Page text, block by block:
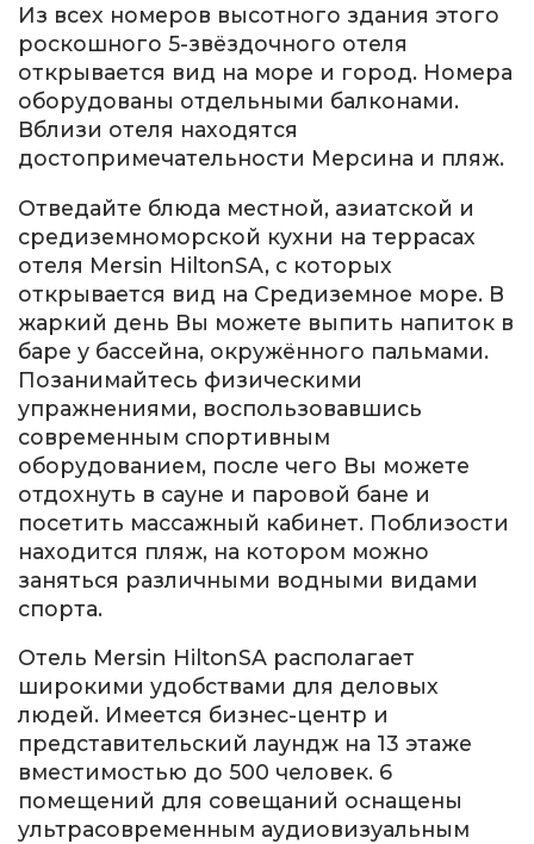
Из всех номеров высотного здания этого
роскошного 5-звёздочного отеля
открывается вид на море и город. Номера
оборудованы отдельными балконами.
Вблизи отеля находятся
достопримечательности Мерсина и пляж.
Отведайте блюда местной, азиатской и
средиземноморской кухни на террасах
отеля Mersin HiltonSA, с которых
открывается вид на Средиземное море. В
жаркий день Вы можете выпить напиток в
баре у бассейна, окружённого пальмами.
Позанимайтесь физическими
упражнениями, воспользовавшись
современным спортивным
оборудованием, после чего Вы можете
отдохнуть в сауне и паровой бане и
посетить массажный кабинет. Поблизости
находится пляж, на котором можно
заняться различными водными видами
спорта.
Отель Mersin HiltonSA располагает
широкими удобствами для деловых
людей. Имеется бизнес-центр и
представительский лаундж на 13 этаже
вместимостью до 500 человек. 6
помещений для совещаний оснащены
ультрасовременным аудиовизуальным